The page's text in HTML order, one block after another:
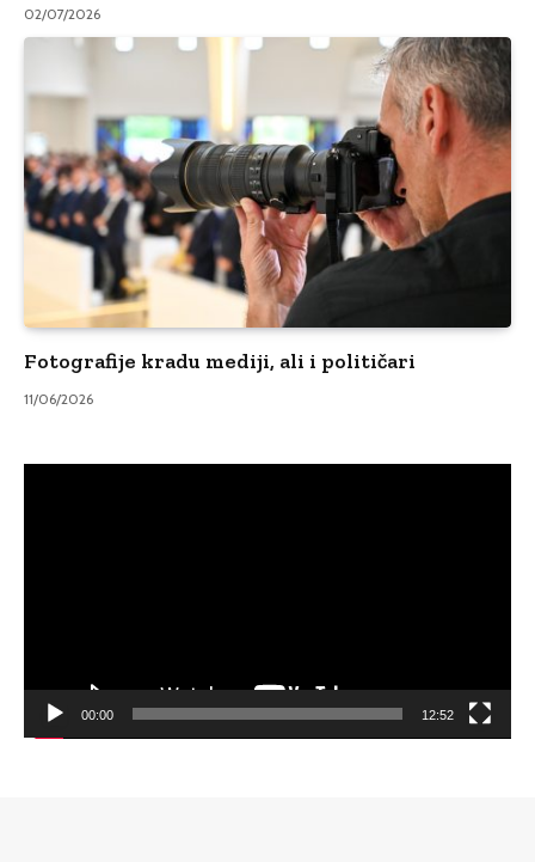
02/07/2026
Fotografije kradu mediji, ali i političari
11/06/2026
00:00 12:52